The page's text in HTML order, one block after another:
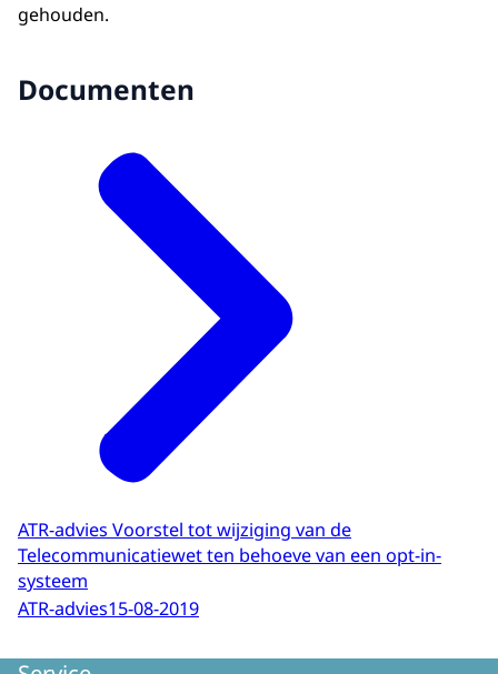
gehouden.
Documenten
ATR-advies Voorstel tot wijziging van de
Telecommunicatiewet ten behoeve van een opt-in-
systeem
ATR-advies15-08-2019